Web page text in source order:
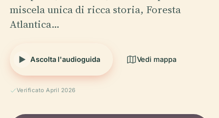
miscela unica di ricca storia, Foresta
Atlantica…
Ascolta l'audioguida Vedi mappa
Verificato April 2026